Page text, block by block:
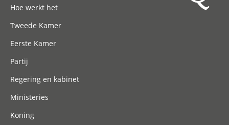
Hoe werkt het
Tweede Kamer
Eerste Kamer
Partij
Regering en kabinet
Ministeries
Koning